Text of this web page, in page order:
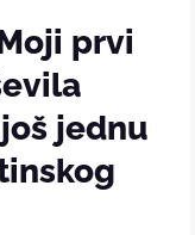
prvi
jednu